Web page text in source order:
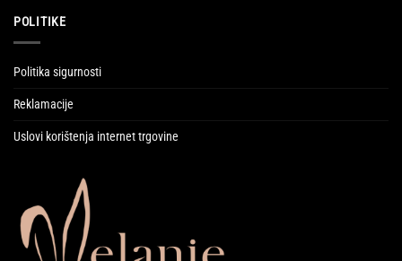
POLITIKE
Politika sigurnosti
Reklamacije
Uslovi korištenja internet trgovine